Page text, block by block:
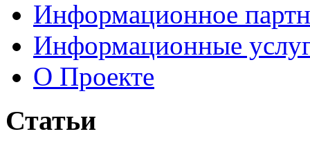
Информационное
Информационные
О Проекте
Статьи